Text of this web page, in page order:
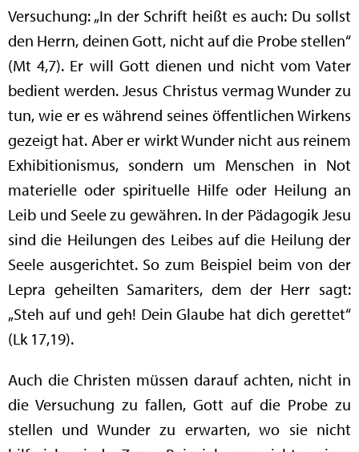
Versuchung: „In der Schrift heißt es auch: Du sollst
den Herrn, deinen Gott, nicht auf die Probe stellen“
(Mt 4,7). Er will Gott dienen und nicht vom Vater
bedient werden. Jesus Christus vermag Wunder zu
tun, wie er es während seines öffentlichen Wirkens
gezeigt hat. Aber er wirkt Wunder nicht aus reinem
Exhibitionismus, sondern um Menschen in Not
materielle oder spirituelle Hilfe oder Heilung an
Leib und Seele zu gewähren. In der Pädagogik Jesu
sind die Heilungen des Leibes auf die Heilung der
Seele ausgerichtet. So zum Beispiel beim von der
Lepra geheilten Samariters, dem der Herr sagt:
„Steh auf und geh! Dein Glaube hat dich gerettet“
(Lk 17,19).
Auch die Christen müssen darauf achten, nicht in
die Versuchung zu fallen, Gott auf die Probe zu
stellen und Wunder zu erwarten, wo sie nicht